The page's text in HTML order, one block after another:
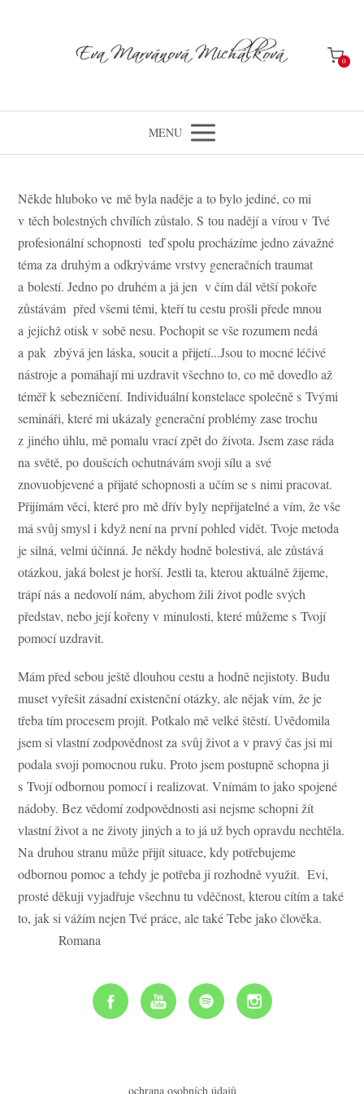
0
MENU
Někde hluboko ve mě byla naděje a to bylo jediné, co mi
v těch bolestných chvílích zůstalo. S tou nadějí a vírou v Tvé
profesionální schopnosti teď spolu procházíme jedno závažné
téma za druhým a odkrýváme vrstvy generačních traumat
a bolestí. Jedno po druhém a já jen v čím dál větší pokoře
zůstávám před všemi těmi, kteří tu cestu prošli přede mnou
a jejichž otisk v sobě nesu. Pochopit se vše rozumem nedá
a pak zbývá jen láska, soucit a přijetí...Jsou to mocné léčivé
nástroje a pomáhají mi uzdravit všechno to, co mě dovedlo až
téměř k sebezničení. Individuální konstelace společně s Tvými
semináři, které mi ukázaly generační problémy zase trochu
z jiného úhlu, mě pomalu vrací zpět do života. Jsem zase ráda
na světě, po doušcích ochutnávám svoji sílu a své
znovuobjevené a přijaté schopnosti a učím se s nimi pracovat.
Přijímám věci, které pro mě dřív byly nepřijatelné a vím, že vše
má svůj smysl i když není na první pohled vidět. Tvoje metoda
je silná, velmi účinná. Je někdy hodně bolestivá, ale zůstává
otázkou, jaká bolest je horší. Jestli ta, kterou aktuálně žijeme,
trápí nás a nedovolí nám, abychom žili život podle svých
představ, nebo její kořeny v minulosti, které můžeme s Tvojí
pomocí uzdravit.
Mám před sebou ještě dlouhou cestu a hodně nejistoty. Budu
muset vyřešit zásadní existenční otázky, ale nějak vím, že je
třeba tím procesem projít. Potkalo mě velké štěstí. Uvědomila
jsem si vlastní zodpovědnost za svůj život a v pravý čas jsi mi
podala svoji pomocnou ruku. Proto jsem postupně schopna ji
s Tvojí odbornou pomocí i realizovat. Vnímám to jako spojené
nádoby. Bez vědomí zodpovědnosti asi nejsme schopni žít
vlastní život a ne životy jiných a to já už bych opravdu nechtěla.
Na druhou stranu může přijít situace, kdy potřebujeme
odbornou pomoc a tehdy je potřeba ji rozhodně využít. Evi,
prosté děkuji vyjadřuje všechnu tu vděčnost, kterou cítím a také
to, jak si vážím nejen Tvé práce, ale také Tebe jako člověka.
Romana
ochrana osobních údajů